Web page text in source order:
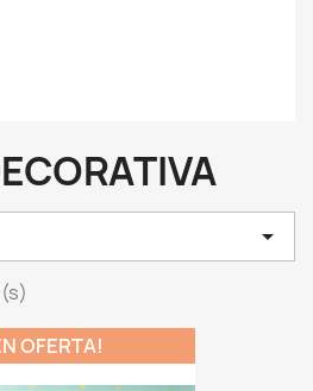

OFERTA!